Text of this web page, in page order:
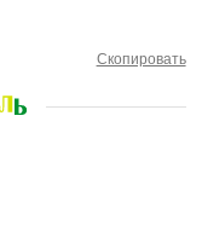
Скопировать